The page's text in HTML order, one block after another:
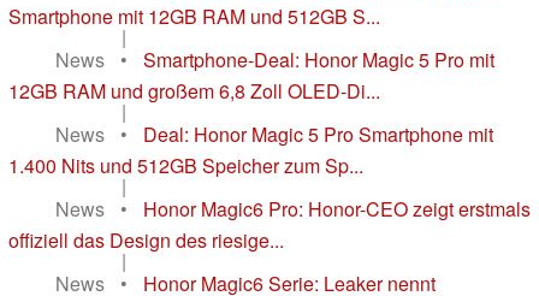
Smartphone mit 12GB RAM und 512GB S...
|
News
•
Smartphone-Deal: Honor Magic 5 Pro mit
12GB RAM und großem 6,8 Zoll OLED-Di...
|
News
•
Deal: Honor Magic 5 Pro Smartphone mit
1.400 Nits und 512GB Speicher zum Sp...
|
News
•
Honor Magic6 Pro: Honor-CEO zeigt erstmals
offiziell das Design des riesige...
|
News
• Honor Magic6 Serie: Leaker nennt